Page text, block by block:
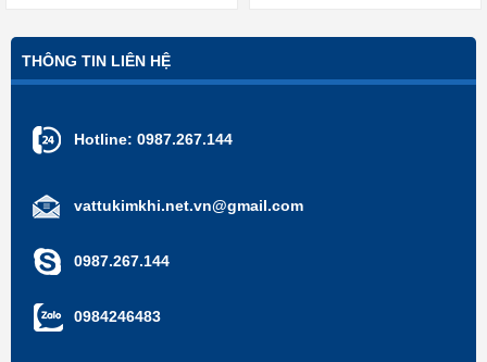
THÔNG TIN LIÊN HỆ
Hotline: 0987.267.144
vattukimkhi.net.vn@gmail.com
0987.267.144
0984246483